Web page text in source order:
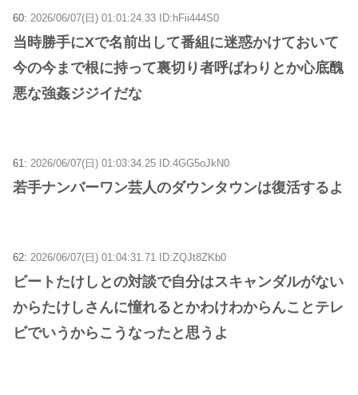
60: 2026/06/07(日) 01:01:24.33 ID:hFii444S0
当時勝手にXで名前出して番組に迷惑かけておいて
今の今まで根に持って裏切り者呼ばわりとか心底醜
悪な強姦ジジイだな
61: 2026/06/07(日) 01:03:34.25 ID:4GG5oJkN0
若手ナンバーワン芸人のダウンタウンは復活するよ
62: 2026/06/07(日) 01:04:31.71 ID:ZQJt8ZKb0
ビートたけしとの対談で自分はスキャンダルがない
からたけしさんに憧れるとかわけわからんことテレ
ビでいうからこうなったと思うよ